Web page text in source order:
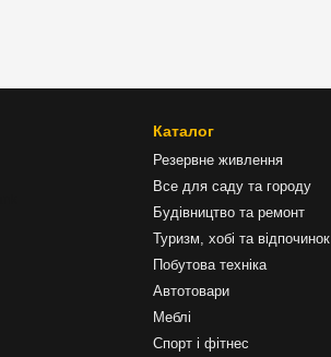
Каталог
Резервне живлення
Все для саду та городу
Будівництво та ремонт
Туризм, хобі та відпочинок
Побутова техніка
Автотовари
Меблі
Спорт і фітнес